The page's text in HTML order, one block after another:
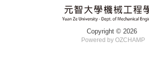
Copyright © 2026
Powered by OZCHAMP